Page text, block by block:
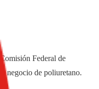
Federal de
negocio de poliuretano.